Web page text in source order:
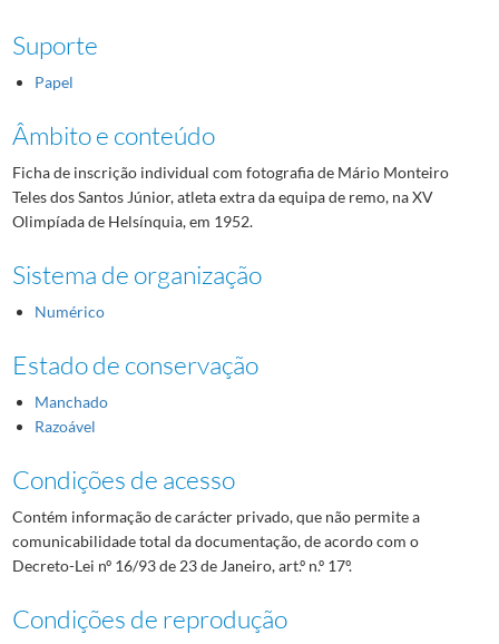
Suporte
Papel
Âmbito e conteúdo
Ficha de inscrição individual com fotografia de Mário Monteiro
Teles dos Santos Júnior, atleta extra da equipa de remo, na XV
Olimpíada de Helsínquia, em 1952.
Sistema de organização
Numérico
Estado de conservação
Manchado
Razoável
Condições de acesso
Contém informação de carácter privado, que não permite a
comunicabilidade total da documentação, de acordo com o
Decreto-Lei nº 16/93 de 23 de Janeiro, art.º n.º 17º.
Condições de reprodução